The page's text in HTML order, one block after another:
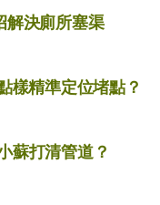
解決廁所塞渠
樣精準定位堵點？
蘇打清管道？